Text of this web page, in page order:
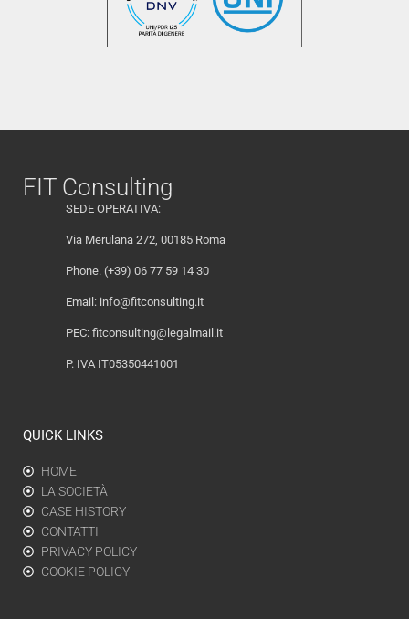
FIT Consulting
SEDE OPERATIVA:
Via Merulana 272, 00185 Roma
Phone. (+39) 06 77 59 14 30
Email: info@fitconsulting.it
PEC: fitconsulting@legalmail.it
P. IVA IT05350441001
QUICK LINKS
HOME
LA SOCIETÀ
CASE HISTORY
CONTATTI
PRIVACY POLICY
COOKIE POLICY